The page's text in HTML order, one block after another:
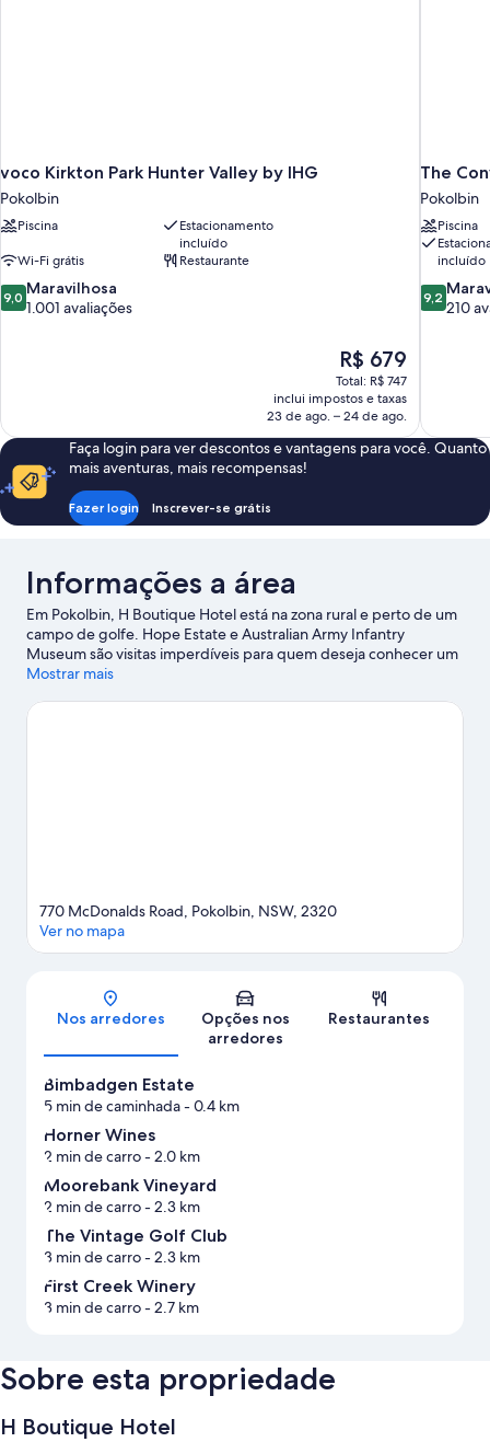
voco Kirkton Park Hunter Valley by IHG
Pokolbin
Piscina
Estacionamento
incluído
Wi-Fi grátis
Restaurante
9.0
de
9,0 Maravilhosa
1.001 avaliações
O
preço
é
de
R$ 679
R$ 679
Total: R$ 747
inclui impostos e taxas
23 de ago. – 24 de ago.
The
Pokolbin
Piscina
incluído
9.2
de
9,2
210
Faça login para ver descontos e vantagens para você. Quanto
mais aventuras, mais recompensas!
Fazer login Inscrever-se grátis
Informações a área
Em Pokolbin, H Boutique Hotel está na zona rural e perto de um
campo de golfe. Hope Estate e Australian Army Infantry
Museum são visitas imperdíveis para quem deseja conhecer um
pouco da cultura da região. O destino ainda oferece atividades
Wines. Quer ir a um evento ou assistir a uma partida durante a
Mostrar mais
Mapa
770 McDonalds Road, Pokolbin, NSW, 2320
Ver no mapa
Nos arredores
Opções nos
arredores
Restaurantes
Bimbadgen Estate
5 min de caminhada- 0.4 km
Horner Wines
2 min de carro- 2.0 km
Moorebank Vineyard
2 min de carro- 2.3 km
The Vintage Golf Club
3 min de carro- 2.3 km
First Creek Winery
3 min de carro- 2.7 km
Sobre esta propriedade
H Boutique Hotel